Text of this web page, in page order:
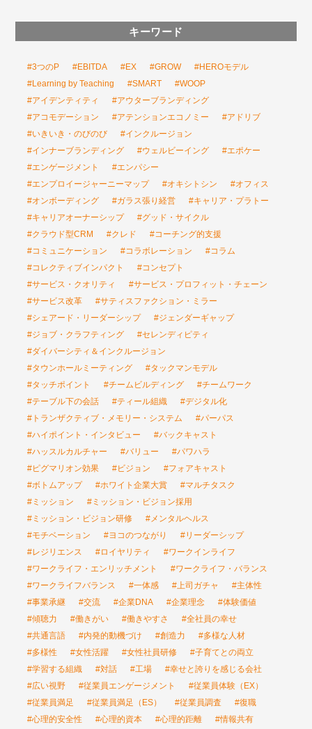
キーワード
#3つのP #EBITDA #EX #GROW
#HEROモデル
#Learning by Teaching
#SMART
#WOOP
#アイデンティティ
#アウターブランディング
#アコモデーション
#アテンションエコノミー
#アドリブ
#いきいき・のびのび
#インクルージョン
#インナーブランディング
#ウェルビーイング
#エポケー
#エンゲージメント
#エンパシー
#エンプロイージャーニーマップ
#オキシトシン
#オフィス
#オンボーディング
#ガラス張り経営
#キャリア・プラトー
#キャリアオーナーシップ
#グッド・サイクル
#クラウド型CRM
#クレド
#コーチング的支援
#コミュニケーション
#コラボレーション
#コラム
#コレクティブインパクト
#コンセプト
#サービス・クオリティ
#サービス・プロフィット・チェーン
#サービス改革
#サティスファクション・ミラー
#シェアード・リーダーシップ
#ジェンダーギャップ
#ジョブ・クラフティング
#セレンディピティ
#ダイバーシティ＆インクルージョン
#タウンホールミーティング
#タックマンモデル
#タッチポイント
#チームビルディング
#チームワーク
#テーブル下の会話
#ティール組織
#デジタル化
#トランザクティブ・メモリー・システム
#パーパス
#ハイポイント・インタビュー
#バックキャスト
#ハッスルカルチャー
#バリュー
#パワハラ
#ピグマリオン効果
#ビジョン
#フォアキャスト
#ボトムアップ
#ホワイト企業大賞
#マルチタスク
#ミッション
#ミッション・ビジョン採用
#ミッション・ビジョン研修
#メンタルヘルス
#モチベーション
#ヨコのつながり
#リーダーシップ
#レジリエンス
#ロイヤリティ
#ワークインライフ
#ワークライフ・エンリッチメント
#ワークライフ・バランス
#ワークライフバランス
#一体感 #上司ガチャ
#主体性
#事業承継
#交流 #企業DNA #企業理念
#体験価値
#傾聴力
#働きがい #働きやすさ
#全社員の幸せ
#共通言語
#内発的動機づけ #創造力
#多様な人材
#多様性
#女性活躍 #女性社員研修
#子育てとの両立
#学習する組織
#対話 #工場
#幸せと誇りを感じる会社
#広い視野
#従業員エンゲージメント
#従業員体験（EX）
#従業員満足
#従業員満足（ES） #従業員調査
#復職
#心理的安全性
#心理的資本 #心理的距離 #情報共有